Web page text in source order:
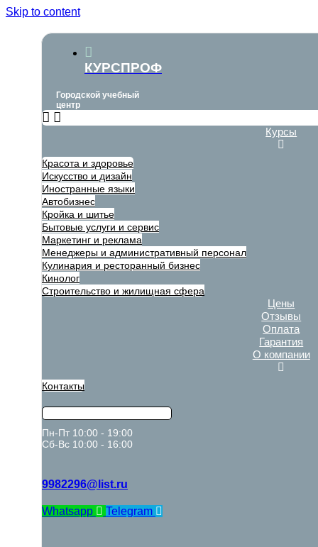
Skip to content
КУРСПРОФ
Городской учебный
центр
Курсы
Красота и здоровье
Искусство и дизайн
Иностранные языки
Автобизнес
Кройка и шитье
Бытовые услуги и сервис
Маркетинг и реклама
Менеджеры и административный персонал
Кулинария и ресторанный бизнес
Кинолог
Строительство и жилищная сфера
Цены
Отзывы
Оплата
Гарантия
О компании
Контакты
Пн-Пт 10:00 - 19:00
Сб-Вс 10:00 - 16:00
9982296@list.ru
Whatsapp Telegram